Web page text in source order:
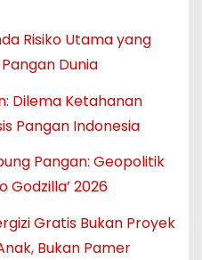
Risiko Utama yang
Dunia
Dilema Ketahanan
Pangan Indonesia
Pangan: Geopolitik
Godzilla’ 2026
Gratis Bukan Proyek
Bukan Pamer